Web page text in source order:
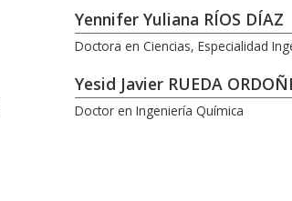
Yennifer Yuliana RÍOS DÍAZ
Doctora en Ciencias, Especialidad
Yesid Javier RUEDA
Doctor en Ingeniería Química